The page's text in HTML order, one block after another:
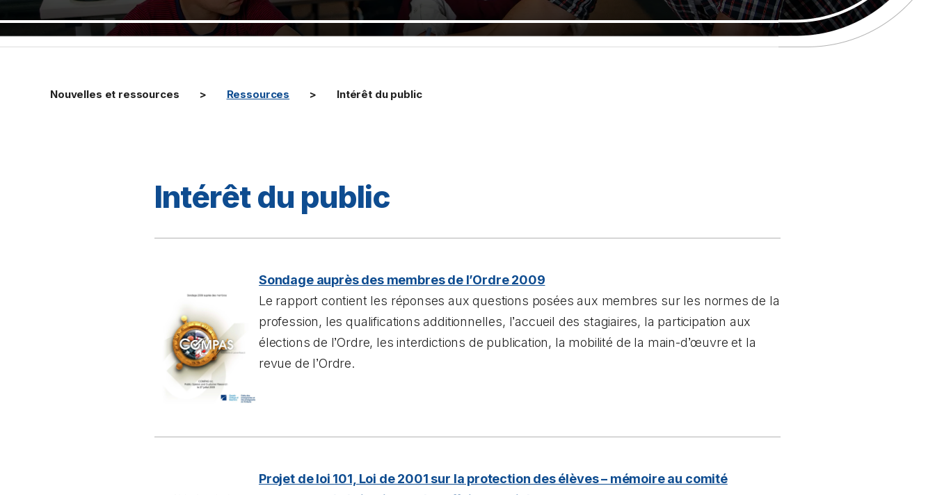
Nouvelles et ressources Ressources Intérêt du public
Intérêt du public
Sondage auprès des membres de l’Ordre 2009
Le rapport contient les réponses aux questions posées aux membres sur les normes de la
profession, les qualifications additionnelles, l’accueil des stagiaires, la participation aux
élections de l’Ordre, les interdictions de publication, la mobilité de la main-d’œuvre et la
revue de l’Ordre.
Projet de loi 101, Loi de 2001 sur la protection des élèves – mémoire au comité